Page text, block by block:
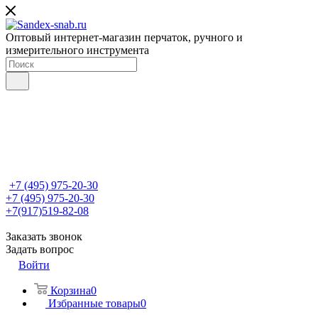
Оптовый интернет-магазин перчаток, ручного и
измерительного инструмента
+7 (495) 975-20-30
+7 (495) 975-20-30
+7(917)519-82-08
Заказать звонок
Задать вопрос
Войти
Корзина0
Избранные товары0